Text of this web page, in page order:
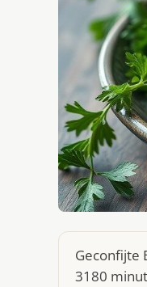
Geconfijte
3180